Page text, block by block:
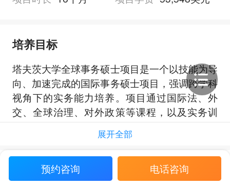
培养目标
塔夫茨大学全球事务硕士项目是一个以技能为导
向、加速完成的国际事务硕士项目，强调跨学科
视角下的实务能力培养。项目通过国际法、外
交、全球治理、对外政策等课程，以及实务训
练，帮助学生掌握应对复杂政策挑战所需的工
具，并在全球事务相关领域继续深造能力与专业
深度。
项目还重视将研究技能、项目管理、问题解决、
GIS、财务预测、跨文化能力与韧性等能力结合
展开全部
申请要求预约咨询 电话咨询